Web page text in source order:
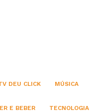
DEU CLICK MÚSICA
E BEBER TECNOLOGIA